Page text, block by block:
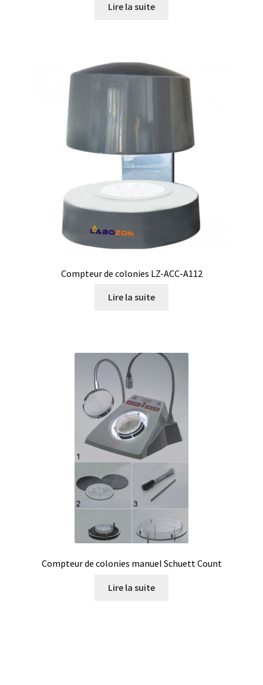
Analyse microbiologique
Appareils de laboratoire
Appareils de laboratoire d’occasion
Armoires antidéflagrantes EX
Automation avec Labvision
Automatisation avec Lea
Blocs thermostatés
Calibrateur de température
Capteur de température
Lire la suite
Compteur de colonies LZ-ACC-A112
Lire la suite
Compteur de colonies manuel Schuett Count
Lire la suite